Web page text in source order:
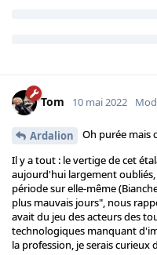
Tom 10 mai 2022
Ardalion
Oh purée mais
Il y a tout : le vertige de cet
aujourd'hui largement
période sur elle-même
plus mauvais jours", nous
avait du jeu des acteurs des
technologiques manquant
la profession, je serais